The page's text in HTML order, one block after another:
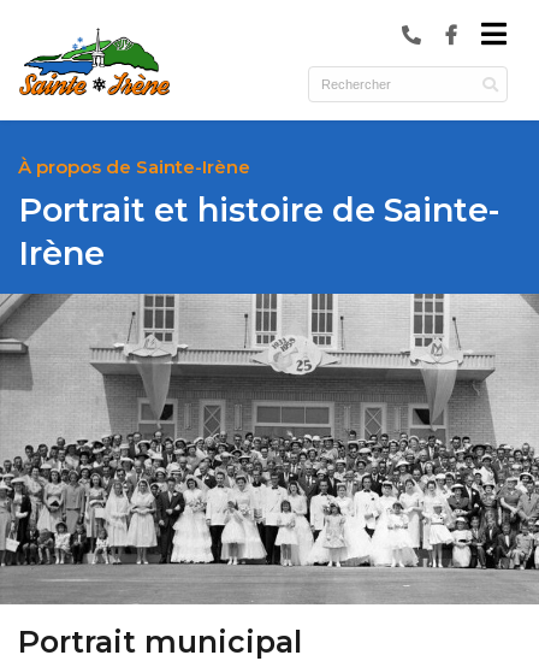
(Municipalité )
À propos de Sainte-Irène
Portrait et histoire de Sainte-
Irène
Portrait municipal